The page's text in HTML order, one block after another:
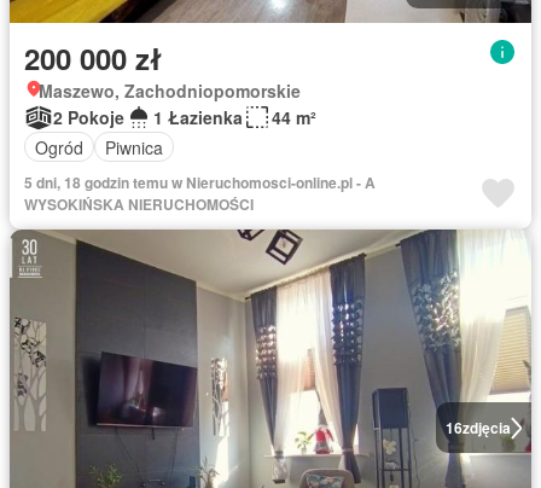
200 000 zł
Maszewo, Zachodniopomorskie
2 Pokoje
1 Łazienka
44 m²
Ogród
Piwnica
5 dni, 18 godzin temu w Nieruchomosci-online.pl - A
WYSOKIŃSKA NIERUCHOMOŚCI
16zdjęcia